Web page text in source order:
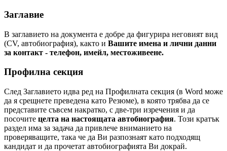
Заглавие
В заглавието на документа е добре да фигурира неговият вид
(CV, автобиография), както и Вашите имена и лични данни
за контакт - телефон, имейл, местоживеене.
Профилна секция
След Заглавието идва ред на Профилната секция (в Word може
да я срещнете преведена като Резюме), в която трябва да се
представите съвсем накратко, с две-три изречения и да
посочите целта на настоящата автобиография. Този кратък
раздел има за задача да привлече вниманието на
проверяващите, така че да Ви разпознаят като подходящ
кандидат и да прочетат автобиографията Ви докрай.